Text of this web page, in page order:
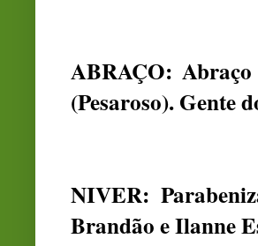
ABRAÇO:
(Pesaroso). Gente
NIVER:
Brandão e Ilanne